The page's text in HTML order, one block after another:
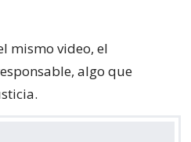
mismo video, el
algo que